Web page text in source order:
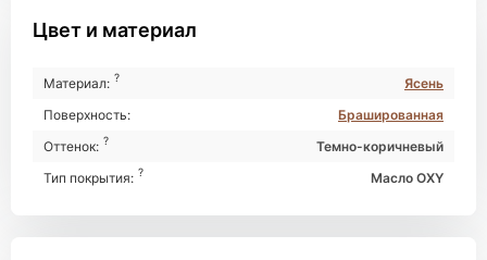
Цвет и материал
Материал: ?
Ясень
Поверхность:
Брашированная
Оттенок: ?
Темно-коричневый
Тип покрытия: ? Масло OXY